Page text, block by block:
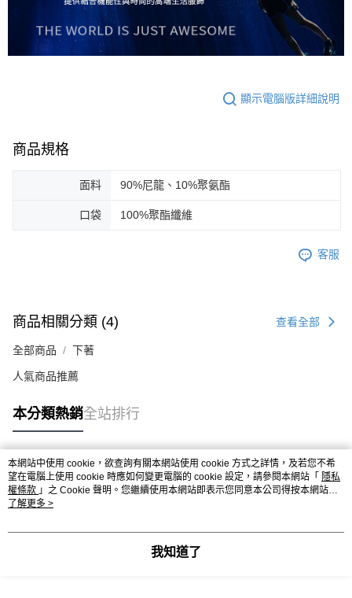
顯示電腦版詳細說明
商品規格
面料 90%尼龍、10%聚氨酯
口袋 100%聚酯纖維
客服
商品相關分類 (4) 查看全部
全部商品 下著
人氣商品推薦
本分類熱銷全站排行
熱門標籤
本網站中使用 cookie，欲查詢有關本網站使用 cookie 方式之詳情，及若您不希
望在電腦上使用 cookie 時應如何變更電腦的 cookie 設定，請參閱本網站「 隱私
權條款 」之 Cookie 聲明。您繼續使用本網站即表示您同意本公司得按本網站使
用條款之 Cookie 聲明使用 cookie。
了解更多 >
我知道了